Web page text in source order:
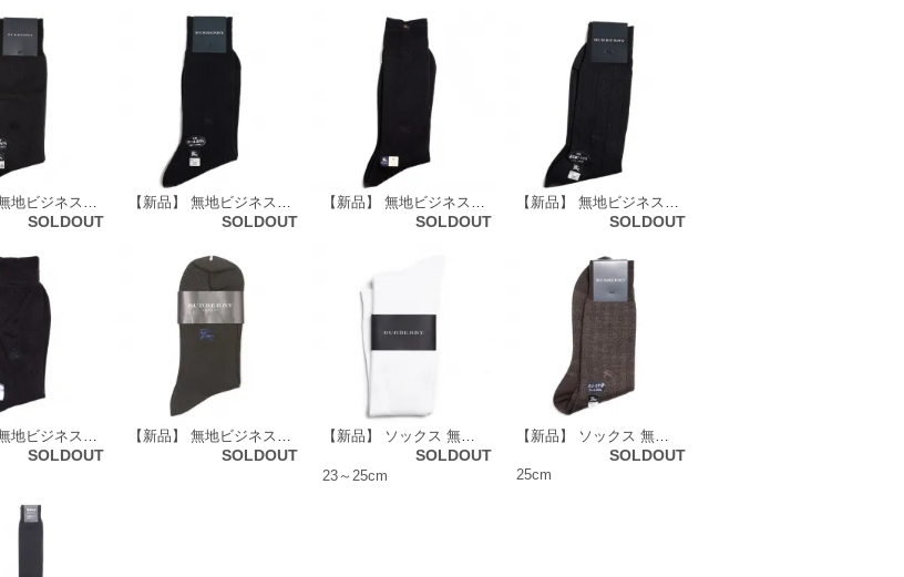
【新品】 無地ビジネスソックス 靴下 バーバリー 70633 BURBERRY ブラック メンズ
SOLDOUT
【新品】 無地ビジネスソックス 靴下 バーバリー 70615 BURBERRY ネイビー メンズ
SOLDOUT
【新品】 無地ビジネスソックス 靴下 バーバリーズ 70610 Burberrys ネイビー メンズ
SOLDOUT
【新品】 無地ビジネスソックス 靴下 バーバリー 70606 BURBERRY ネイビー メンズ
SOLDOUT
【新品】 無地ビジネスソックス 靴下 バーバリーズ 70594 Burberrys ネイビー メンズ
SOLDOUT
【新品】 無地ビジネスソックス 靴下 バーバリー 70592 BURBERRY ブラック メンズ
SOLDOUT
【新品】 ソックス 無地 23～25cm バーバリーロンドン 70325 BURBERRY LONDON ホワイト メンズ
SOLDOUT
23～25cm
【新品】 ソックス 無地 25cm バーバリーロンドン 70321 BURBERRY LONDON ブラウン メンズ
SOLDOUT
25cm